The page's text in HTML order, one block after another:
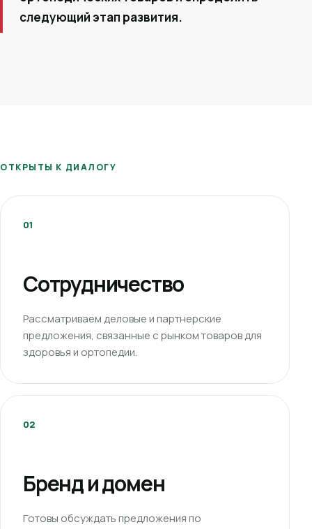
следующий этап развития.
ОТКРЫТЫ К ДИАЛОГУ
01
Сотрудничество
Рассматриваем деловые и партнерские
предложения, связанные с рынком товаров для
здоровья и ортопедии.
02
Бренд и домен
Готовы обсуждать предложения по